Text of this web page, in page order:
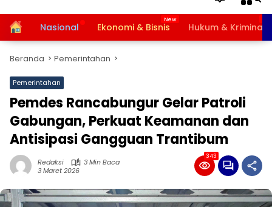
HomeNasional Ekonomi & Bisnis Hukum & Kriminal
Beranda Pemerintahan
Pemerintahan
Pemdes Rancabungur Gelar Patroli
Gabungan, Perkuat Keamanan dan
Antisipasi Gangguan Trantibum
Redaksi
3 Min Baca
3 Maret 2026
343